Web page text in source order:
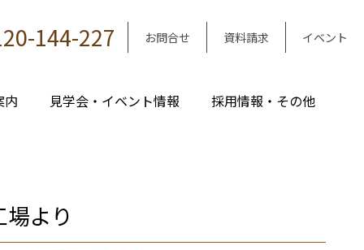
144-227 お問合せ 資料請求 イベント
内 見学会・イベント情報 採用情報・その他
より